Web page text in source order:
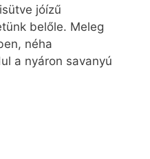
jóízű
belőle. Meleg
néha
a nyáron savanyú